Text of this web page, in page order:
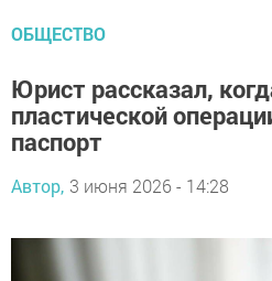
ОБЩЕСТВО
Юрист рассказал,
пластической
паспорт
Автор, 3 июня 2026 - 14:28